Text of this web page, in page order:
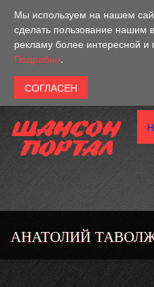
Мы используем на нашем
сделать пользование нашим
рекламу более интересной
Подробно.
АНАТОЛИЙ